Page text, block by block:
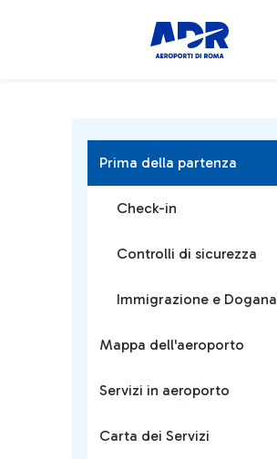
Prima della partenza
Check-in
Controlli di sicurezza
Immigrazione e Dogana
Mappa dell'aeroporto
Servizi in aeroporto
Carta dei Servizi